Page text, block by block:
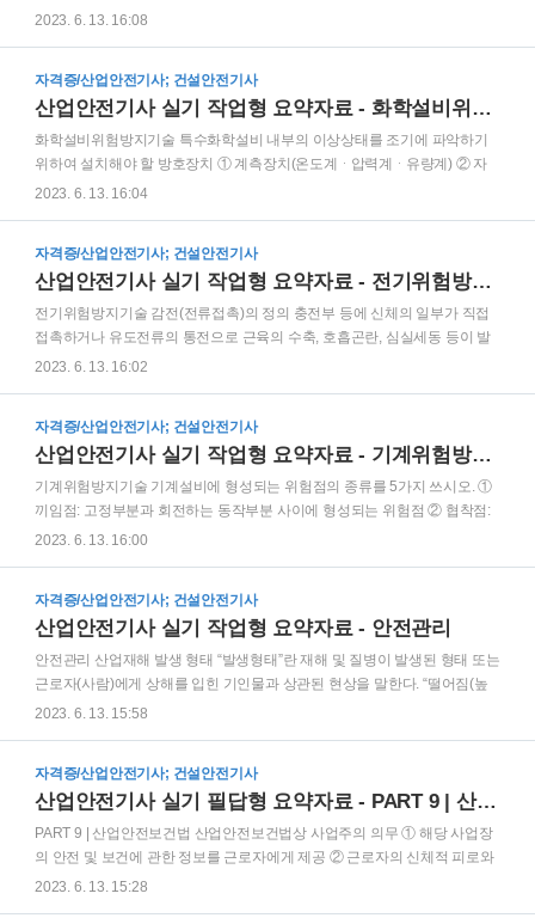
전대 미착용 ③ 안전난간 미설치 ④ 작업발판 미설치 ⑤ 작업장 아래 접근금
④ 폭 30센티미터 이상의 작업발판을 설치한다. ⑤ 작업장 아래에는 관계 근
로자 외 접근을 금지한다. 중대재해 발생 시 보고사항 ① 발생개요 및 피해상
황 ② 조치 및 전망 ③ 기타 중요한 사항 ④ 근로자 대표의 의견 작업발판 및
통로의 끝이나 개구부로서 근로자가 추락할 위험이 있는 장소에 설치하여야
2023. 6. 13. 16:08
자격증/산업안전기사; 건설안전기사
산업안전기사 실기 작업형 요약자료 - 화학설비위험방지기술
화학설비위험방지기술 특수화학설비 내부의 이상상태를 조기에 파악하기
위하여 설치해야 할 방호장치 ① 계측장치(온도계ᆞ압력계ᆞ유량계) ② 자
동경보장치 ③ 긴급차단장치 특수화학설비 내부의 이상상태를 조기에 파악
연성 액체가 비등하고 증기가 팽창하면서 폭발을 일으키는 현상 ②
UVCE(증기운폭발): 인화성가스가 대기중에 유출되어 구름 형태로 모여 점
화원에 의하여 순간적으로 모든 가스가 동시에 폭발하는 현상 용융한 고열
의 광물(용융고열물)을 취급하는 피트에 대한 수증기 폭발 방지 조치사항 ①
2023. 6. 13. 16:04
자격증/산업안전기사; 건설안전기사
산업안전기사 실기 작업형 요약자료 - 전기위험방지기술
전기위험방지기술 감전(전류접촉)의 정의 충전부 등에 신체의 일부가 직접
접촉하거나 유도전류의 통전으로 근육의 수축, 호흡곤란, 심실세동 등이 발
생한 경우 또는 특별고압 등에 접근함에 따라 발생한 섬락 접촉, 합성ᆞ혼촉
것 ② 차단장치나 단로기 등에 잠금장치 및 꼬리표를 부착할 것 ③ 잔류전하
를 완전히 방전시킬 것 ④ 검전기를 이용하여 작업 대상 기기가 충전되었는
지를 확인할 것 ⑤ 단락 접지기구를 이용하여 접지할 것 정전작업 중 관리사
항(안전조치 사항) ① 개폐기 관리 ② 단락접지 상태 관리 ③ 근접활선에 대
2023. 6. 13. 16:02
자격증/산업안전기사; 건설안전기사
산업안전기사 실기 작업형 요약자료 - 기계위험방지기술
기계위험방지기술 기계설비에 형성되는 위험점의 종류를 5가지 쓰시오. ①
끼임점: 고정부분과 회전하는 동작부분 사이에 형성되는 위험점 ② 협착점:
왕복운동 부분과 고정부분 사이에서 형성되는 위험점 ③ 절단점: 회전하는
의 회전체에 물려 들어가는 위험점 ⑥ 접선물림점: 회전하는 부분의 접선 방
향으로 물려 들어가는 위험점 유해ㆍ위험한 기계ㆍ기구의 방호조치에 대한
근로자의 준수사항 ① 방호조치를 해체하려는 경우: 사업주의 허가를 받아
해체할 것 ② 방호조치 해체사유가 소멸된 경우: 지체없이 원상으로 회복시
2023. 6. 13. 16:00
자격증/산업안전기사; 건설안전기사
산업안전기사 실기 작업형 요약자료 - 안전관리
안전관리 산업재해 발생 형태 “발생형태”란 재해 및 질병이 발생된 형태 또는
근로자(사람)에게 상해를 입힌 기인물과 상관된 현상을 말한다. “떨어짐(높
이가 있는 곳에서 사람이 떨어짐)”이라 함은 사람이 인력(중력)에 의하여 건
경사면, 층계 등에서 구르거나 넘어지는 경우를 말한다. “깔림ᆞ뒤집힘”이라
함은 기대어져 있거나 세워져 있는 물체 등이 쓰러져 깔린 경우 및 지게차 등
의 건설기계 등이 운행 또는 작업 중 뒤집어진 경우를 말한다. “부딪힘ᆞ접
촉”이라 함은 재해자 자신의 움직임ᆞ동작으로 인하여 기인물에 접촉 또는
2023. 6. 13. 15:58
자격증/산업안전기사; 건설안전기사
산업안전기사 실기 필답형 요약자료 - PART 9 | 산업안전보건법
PART 9 | 산업안전보건법 산업안전보건법상 사업주의 의무 ① 해당 사업장
의 안전 및 보건에 관한 정보를 근로자에게 제공 ② 근로자의 신체적 피로와
정신적 스트레스 등을 줄일 수 있는 쾌적한 작업환경의 조성 및 근로조건개
2023. 6. 13. 15:28